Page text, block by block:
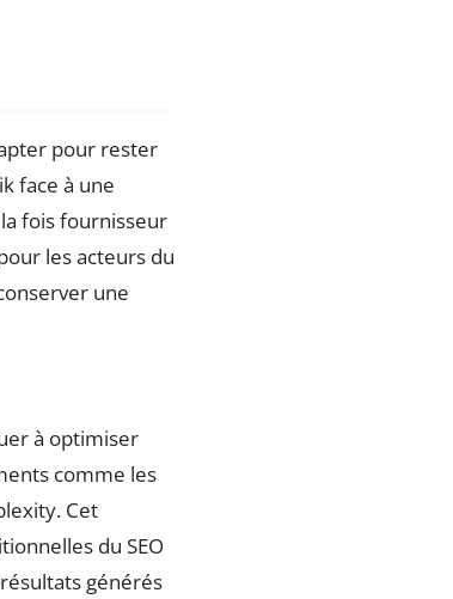
pour rester
face à une
fois fournisseur
les acteurs du
une
à optimiser
comme les
Cet
du SEO
générés